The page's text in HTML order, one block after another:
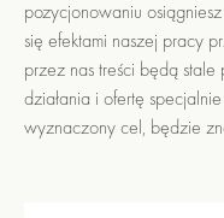
pozycjonowaniu
się efektami naszej pracy
przez nas treści będą
działania i ofertę
wyznaczony cel, będzie